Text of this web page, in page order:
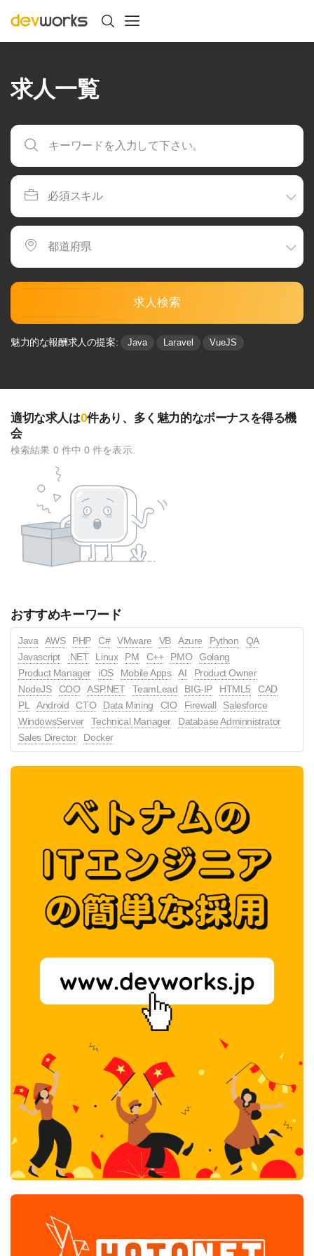
求人一覧
求人検索
魅力的な報酬求人の提案: Java Laravel VueJS
適切な求人は0件あり、多く魅⼒的なボーナスを得る機
会
検索結果 0 件中 0 件を表示.
おすすめキーワード
Java AWS PHP C# VMware VB Azure Python
QA
Javascript
.NET Linux PM C++ PMO
Golang
Product Manager
iOS Mobile Apps AI
Product Owner
NodeJS
COO ASP.NET TeamLead BIG-IP HTML5
CAD
PL
Android CTO Data Mining CIO Firewall
Salesforce
WindowsServer
Technical Manager
Database Adminnistrator
Sales Director
Docker